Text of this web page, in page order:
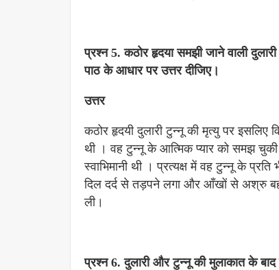
प्रश्न 5. कठोर हृदया समझी जाने वाली
पाठ के आधार पर उत्तर दीजिए।
उत्तर
कठोर हृदयी दुलारी टुन्नू की मृत्यु पर इसलिए
थी । वह टुन्नू के आत्मिक प्यार को समझ
स्वाभिमानी थी । प्रत्यक्ष में वह टुन्नू के
दिल दर्द से तड़पने लगा और आँखों से अश्रु
ली।
प्रश्न 6. दुलारी और टुन्नू की मुलाकात के